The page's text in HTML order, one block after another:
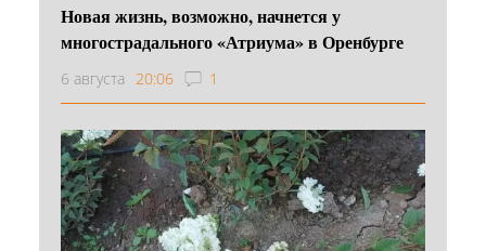
Новая жизнь, возможно, начнется у
многострадального «Атриума» в Оренбурге
6 августа 20:06 1